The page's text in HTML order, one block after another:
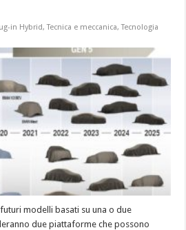
in Hybrid,Tecnica e meccanica,Tecnologia
modelli basati su una o due
due piattaforme che possono